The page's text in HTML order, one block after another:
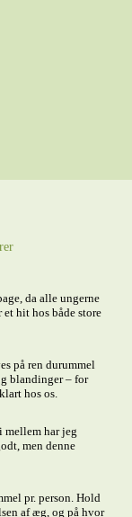
da alle ungerne
hit hos både store
på ren durummel
blandinger – for
hos os.
mellem har jeg
men denne
pr. person. Hold
af æg, og på hvor